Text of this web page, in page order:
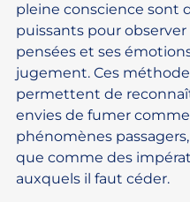
pleine conscience sont
puissants pour observer
pensées et ses
jugement. Ces
permettent de
envies de fumer
phénomènes
que comme des
auxquels il faut céder.